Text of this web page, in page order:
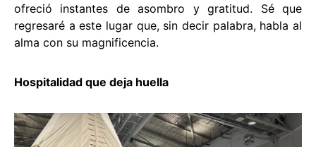
ofreció instantes de asombro y gratitud. Sé que
regresaré a este lugar que, sin decir palabra, habla al
alma con su magnificencia.
Hospitalidad que deja huella